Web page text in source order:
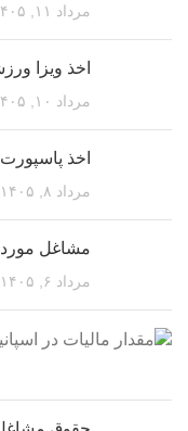
مرداد ۱۱, ۱۴۰۵
اخذ ویزا
مرداد ۱۰, ۱۴۰۵
اخذ پاسپورت
مرداد ۸, ۱۴۰۵
مشاغل مورد
مرداد ۶, ۱۴۰۵